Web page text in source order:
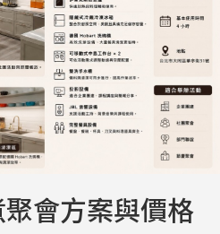
會方案與價格